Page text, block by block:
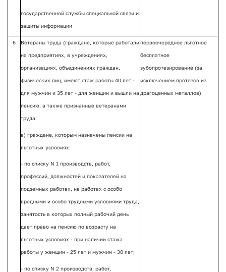
государственной службы специальной связи и
защиты информации
6 Ветераны труда (граждане, которые работали
на предприятиях, в учреждениях,
организациях, объединениях граждан,
физических лиц, имеют стаж работы 40 лет -
для мужчин и 35 лет - для женщин и вышли на
пенсию, а также признанные ветеранами
труда:
а) граждане, которым назначены пенсии на
льготных условиях:
- по списку N 1 производств, работ,
профессий, должностей и показателей на
подземных работах, на работах с особо
вредными и особо трудными условиями труда,
занятость в которых полный рабочий день
дает право на пенсию по возрасту на
льготных условиях - при наличии стажа
работы у женщин - 25 лет и мужчин - 30 лет;
- по списку N 2 производств, работ,
первоочередное льготное
бесплатное
зубопротезирование (за
исключением протезов из
драгоценных металлов)